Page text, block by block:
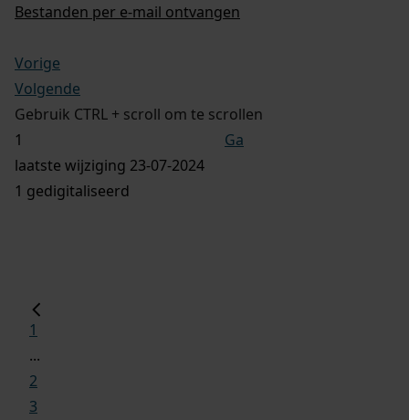
Bestanden per e-mail ontvangen
Vorige
Volgende
Gebruik CTRL + scroll om te scrollen
Ga
laatste wijziging 23-07-2024
1 gedigitaliseerd
1
...
2
3